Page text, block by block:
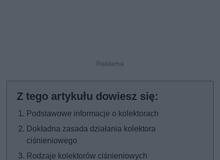
Podstawowe informacje o kolektorach
Dokładna zasada działania kolektora
ciśnieniowego
Rodzaje kolektorów ciśnieniowych